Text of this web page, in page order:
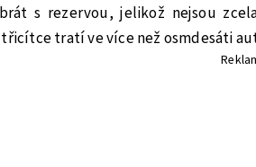
s rezervou, jelikož nejsou
tratí ve více než osmdesáti